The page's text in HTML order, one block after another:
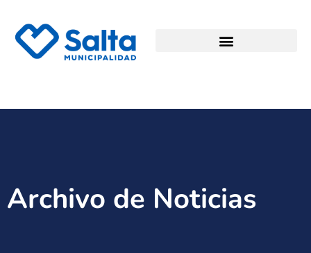
Archivo de Noticias